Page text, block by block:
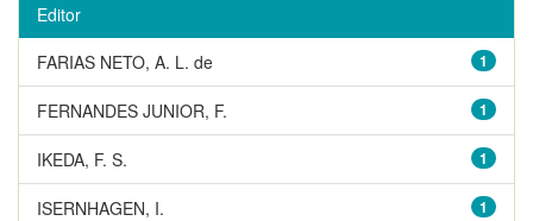
Editor
1
FARIAS NETO, A. L. de
1
FERNANDES JUNIOR, F.
1
IKEDA, F. S.
1
ISERNHAGEN, I.